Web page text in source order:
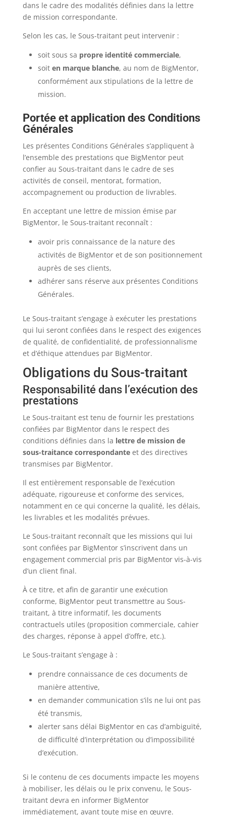
dans le cadre des modalités définies dans la lettre
de mission correspondante.
Selon les cas, le Sous-traitant peut intervenir :
soit sous sa propre identité commerciale,
soit en marque blanche, au nom de BigMentor,
conformément aux stipulations de la lettre de
mission.
Portée et application des Conditions
Générales
Les présentes Conditions Générales s’appliquent à
l’ensemble des prestations que BigMentor peut
confier au Sous-traitant dans le cadre de ses
activités de conseil, mentorat, formation,
accompagnement ou production de livrables.
En acceptant une lettre de mission émise par
BigMentor, le Sous-traitant reconnaît :
avoir pris connaissance de la nature des
activités de BigMentor et de son positionnement
auprès de ses clients,
adhérer sans réserve aux présentes Conditions
Générales.
Le Sous-traitant s’engage à exécuter les prestations
qui lui seront confiées dans le respect des exigences
de qualité, de confidentialité, de professionnalisme
et d’éthique attendues par BigMentor.
Obligations du Sous-traitant
Responsabilité dans l’exécution des
prestations
Le Sous-traitant est tenu de fournir les prestations
confiées par BigMentor dans le respect des
conditions définies dans la lettre de mission de
sous-traitance correspondanteet des directives
transmises par BigMentor.
Il est entièrement responsable de l’exécution
adéquate, rigoureuse et conforme des services,
notamment en ce qui concerne la qualité, les délais,
les livrables et les modalités prévues.
Le Sous-traitant reconnaît que les missions qui lui
sont confiées par BigMentor s’inscrivent dans un
engagement commercial pris par BigMentor vis-à-vis
d’un client final.
À ce titre, et afin de garantir une exécution
conforme, BigMentor peut transmettre au Sous-
traitant, à titre informatif, les documents
contractuels utiles (proposition commerciale, cahier
des charges, réponse à appel d’offre, etc.).
Le Sous-traitant s’engage à :
prendre connaissance de ces documents de
manière attentive,
en demander communication s’ils ne lui ont pas
été transmis,
alerter sans délai BigMentor en cas d’ambiguïté,
de difficulté d’interprétation ou d’impossibilité
d’exécution.
Si le contenu de ces documents impacte les moyens
à mobiliser, les délais ou le prix convenu, le Sous-
traitant devra en informer BigMentor
immédiatement, avant toute mise en œuvre.